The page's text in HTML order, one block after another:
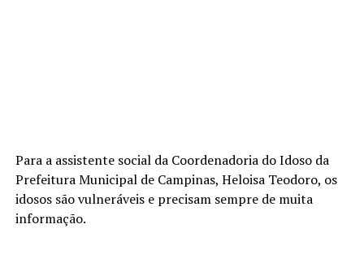
Para a assistente social da Coordenadoria do Idoso da
Prefeitura Municipal de Campinas, Heloisa Teodoro, os
idosos são vulneráveis e precisam sempre de muita
informação.